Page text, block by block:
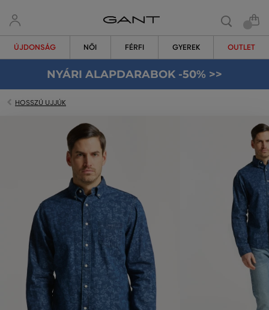
ÚJDONSÁG NŐI FÉRFI GYEREK OUTLET
NYÁRI ALAPDARABOK -50% >>
HOSSZÚ UJJÚK